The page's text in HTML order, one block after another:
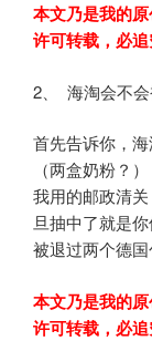
本文乃是我的原
许可转载，必追
2、 海淘会不
首先告诉你，
（两盒奶粉？
我用的邮政清
旦抽中了就是
被退过两个德国
本文乃是我的原
许可转载，必追